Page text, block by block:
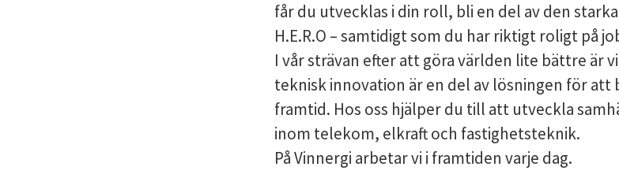
får du utvecklas i din roll, bli en del av den
H.E.R.O – samtidigt som du har riktigt roligt på
I vår strävan efter att göra världen lite bättre är
teknisk innovation är en del av lösningen för att
framtid. Hos oss hjälper du till att utveckla
inom telekom, elkraft och fastighetsteknik.
På Vinnergi arbetar vi i framtiden varje dag.